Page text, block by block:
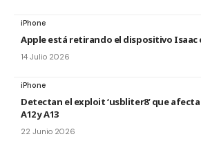
iPhone
Apple está retirando el dispositivo Isaac
14 Julio 2026
iPhone
Detectan el exploit ‘usbliter8’ que
A12 y A13
22 Junio 2026